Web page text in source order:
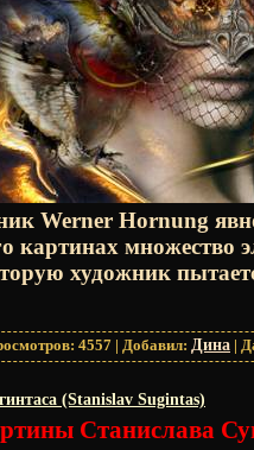
Werner Hornung
картинах множество
художник
4557 | Добавил: Дина |
(Stanislav Sugintas)
Станислава